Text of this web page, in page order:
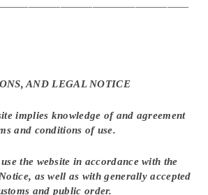
AND LEGAL NOTICE
implies knowledge of and agreement
and conditions of use.
the website in accordance with the
as well as with generally accepted
and public order.